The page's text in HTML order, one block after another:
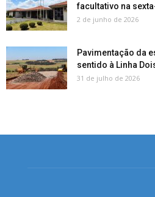
facultativo na
2 de junho de 2026
Pavimentação da
sentido à Linha
31 de julho de 2026